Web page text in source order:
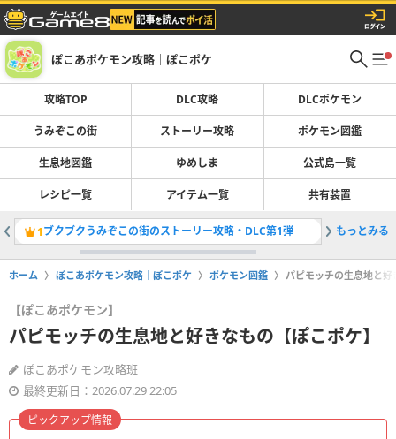
ぽこあポケモン攻略｜ぽこポケ
攻略TOP DLC攻略 DLCポケモン
うみぞこの街 ストーリー攻略 ポケモン図鑑
生息地図鑑 ゆめしま 公式島一覧
レシピ一覧 アイテム一覧 共有装置
1ブクブクうみぞこの街のストーリー攻略・DLC第1弾 2スター
もっとみる
ホーム ぽこあポケモン攻略｜ぽこポケ ポケモン図鑑 パピモッチの生息地と
【ぽこあポケモン】
パピモッチの生息地と好きなもの【ぽこポケ】
ぽこあポケモン攻略班
最終更新日：2026.07.29 22:05
ピックアップ情報